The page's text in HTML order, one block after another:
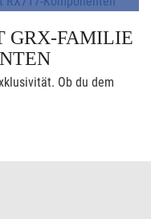
GRX-FAMILIE
Ob du dem